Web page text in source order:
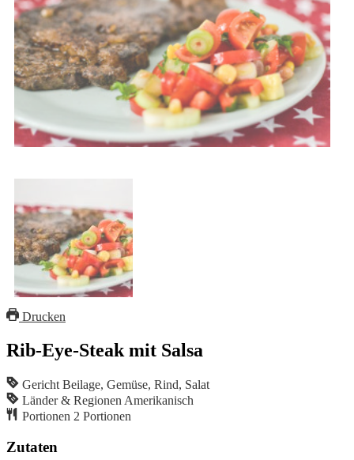
Drucken
Rib-Eye-Steak mit Salsa
Gericht Beilage, Gemüse, Rind, Salat
Länder & RegionenAmerikanisch
Portionen 2 Portionen
Zutaten